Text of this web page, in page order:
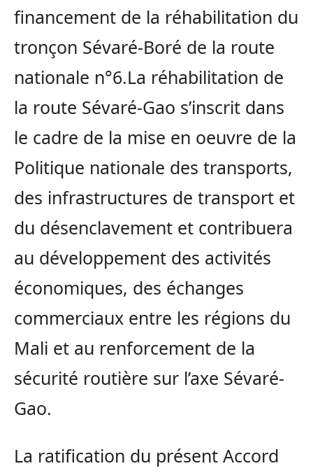
financement de la réhabilitation du
tronçon Sévaré-Boré de la route
nationale n°6.La réhabilitation de
la route Sévaré-Gao s’inscrit dans
le cadre de la mise en oeuvre de la
Politique nationale des transports,
des infrastructures de transport et
du désenclavement et contribuera
au développement des activités
économiques, des échanges
commerciaux entre les régions du
Mali et au renforcement de la
sécurité routière sur l’axe Sévaré-
Gao.
La ratification du présent Accord